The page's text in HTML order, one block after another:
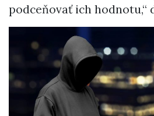
podceňovať ich hodnotu,“